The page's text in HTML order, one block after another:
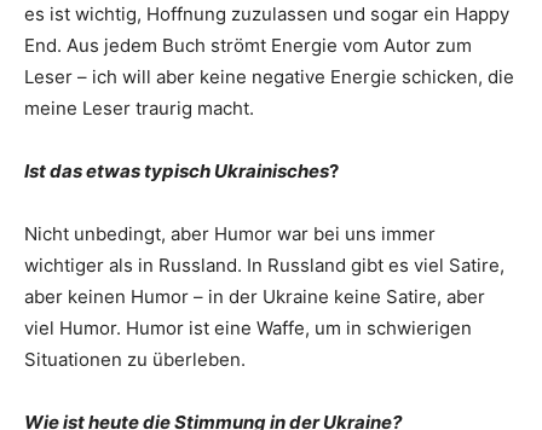
es ist wichtig, Hoffnung zuzulassen und sogar ein Happy
End. Aus jedem Buch strömt Energie vom Autor zum
Leser – ich will aber keine negative Energie schicken, die
meine Leser traurig macht.
Ist das etwas typisch Ukrainisches?
Nicht unbedingt, aber Humor war bei uns immer
wichtiger als in Russland. In Russland gibt es viel Satire,
aber keinen Humor – in der Ukraine keine Satire, aber
viel Humor. Humor ist eine Waffe, um in schwierigen
Situationen zu überleben.
Wie ist heute die Stimmung in der Ukraine?